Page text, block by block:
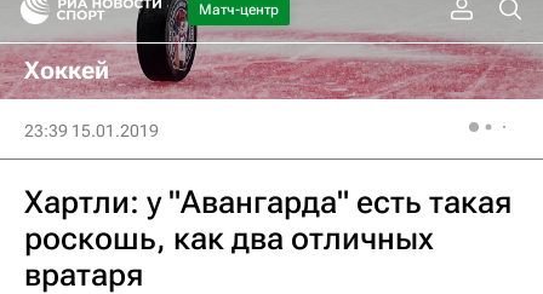
Матч-центр
Хоккей
23:39 15.01.2019
Хартли: у "Авангарда" есть такая
роскошь, как два отличных
вратаря